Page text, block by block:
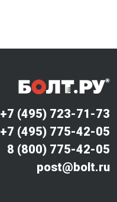
+7 (495) 723-71-73
+7 (495) 775-42-05
8 (800) 775-42-05
post@bolt.ru